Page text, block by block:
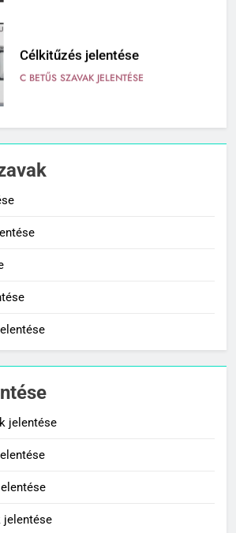
Célkitűzés jelentése
Centrális jelentése
C BETŰS SZAVAK JELENTÉSE
Citrancs jelentése
Cigánykerék jelentése